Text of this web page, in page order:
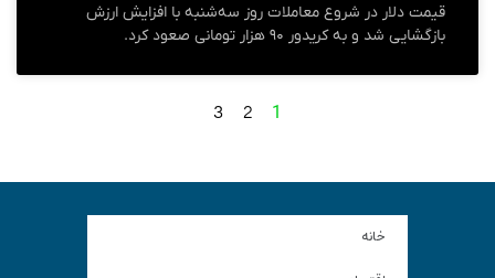
قیمت دلار در شروع معاملات روز سه‌شنبه با افزایش ارزش
بازگشایی شد و به کریدور ۹۰ هزار تومانی صعود کرد.
1
2
3
خانه